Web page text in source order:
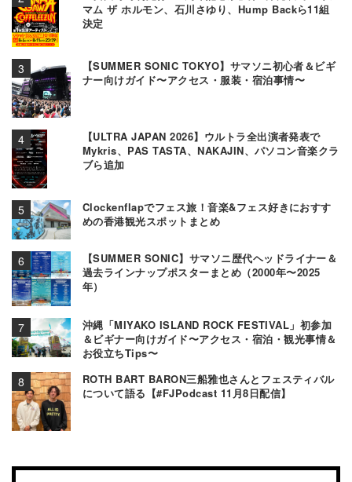
マム ザ ホルモン、石川さゆり、Hump Backら11組
決定
【SUMMER SONIC TOKYO】サマソニ初心者＆ビギ
ナー向けガイド〜アクセス・服装・宿泊事情〜
【ULTRA JAPAN 2026】ウルトラ全出演者発表で
Mykris、PAS TASTA、NAKAJIN、パソコン音楽クラ
ブら追加
Clockenflapでフェス旅！音楽&フェス好きにおすす
めの香港観光スポットまとめ
【SUMMER SONIC】サマソニ歴代ヘッドライナー＆
過去ラインナップポスターまとめ（2000年〜2025
年）
沖縄「MIYAKO ISLAND ROCK FESTIVAL」初参加
＆ビギナー向けガイド〜アクセス・宿泊・観光事情＆
お役立ちTips〜
ROTH BART BARON三船雅也さんとフェスティバル
について語る【#FJPodcast 11月8日配信】